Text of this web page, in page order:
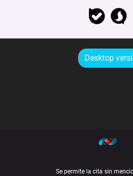
Desktop
Se permite la cita sin